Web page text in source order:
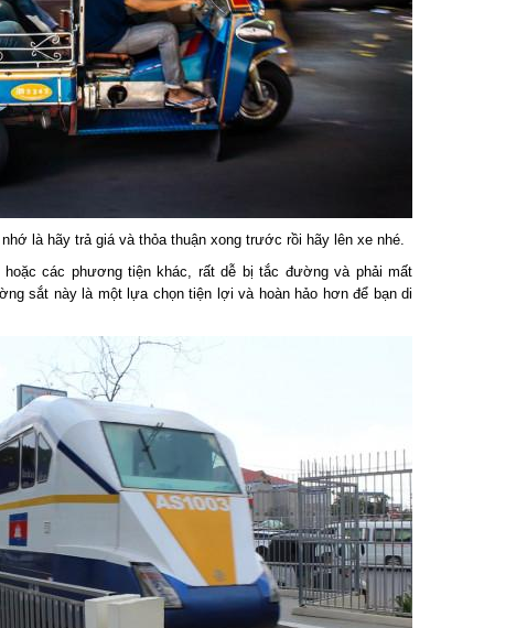
là hãy trả giá và thỏa thuận xong trước rồi hãy lên xe nhé.
các phương tiện khác, rất dễ bị tắc đường và phải mất
sắt này là một lựa chọn tiện lợi và hoàn hảo hơn để bạn di